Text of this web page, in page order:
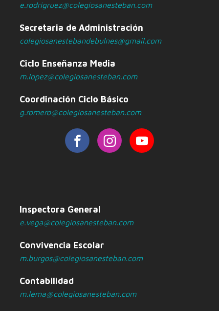
e.rodrigruez@colegiosanesteban.com
Secretaria de Administración
colegiosanestebandebulnes@gmail.com
Ciclo Enseñanza Media
m.lopez@colegiosanesteban.com
Coordinación Ciclo Básico
g.romero@colegiosanesteban.com
Inspectora General
e.vega@colegiosanesteban.com
Convivencia Escolar
m.burgos@colegiosanesteban.com
Contabilidad
m.lema@colegiosanesteban.com